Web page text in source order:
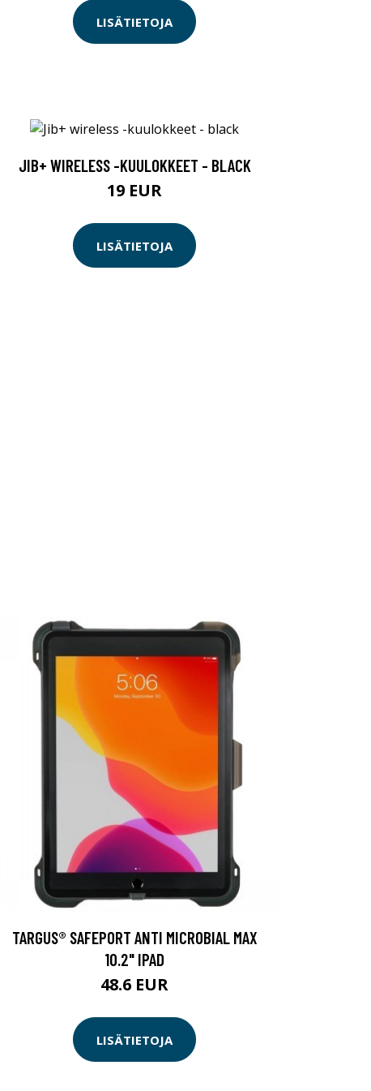
LISÄTIETOJA
JIB+ WIRELESS -KUULOKKEET - BLACK
19 EUR
LISÄTIETOJA
TARGUS® SAFEPORT ANTI MICROBIAL MAX
10.2" IPAD
48.6 EUR
LISÄTIETOJA